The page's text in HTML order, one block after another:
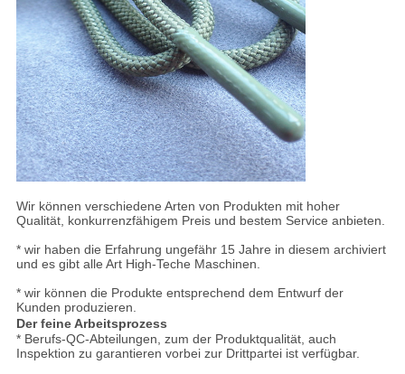
Wir können verschiedene Arten von Produkten mit hoher
Qualität, konkurrenzfähigem Preis und bestem Service anbieten.
* wir haben die Erfahrung ungefähr 15 Jahre in diesem archiviert
und es gibt alle Art High-Teche Maschinen.
* wir können die Produkte entsprechend dem Entwurf der
Kunden produzieren.
Der feine Arbeitsprozess
* Berufs-QC-Abteilungen, zum der Produktqualität, auch
Inspektion zu garantieren vorbei zur Drittpartei ist verfügbar.